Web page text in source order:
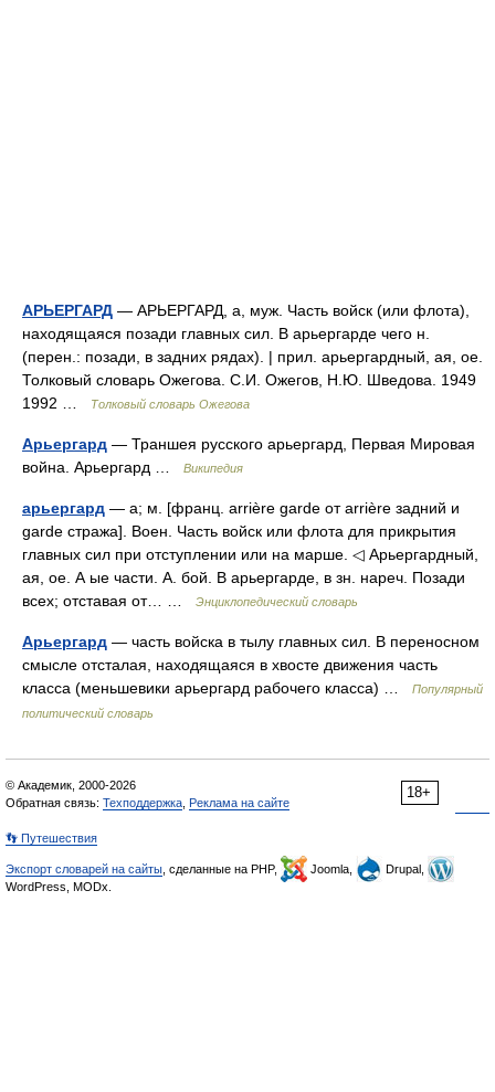
АРЬЕРГАРД — АРЬЕРГАРД, а, муж. Часть войск (или флота),
находящаяся позади главных сил. В арьергарде чего н.
(перен.: позади, в задних рядах). | прил. арьергардный, ая, ое.
Толковый словарь Ожегова. С.И. Ожегов, Н.Ю. Шведова. 1949
1992 …
Толковый словарь Ожегова
Арьергард — Траншея русского арьергард, Первая Мировая
война. Арьергард …
Википедия
арьергард — а; м. [франц. arrière garde от arrière задний и
garde стража]. Воен. Часть войск или флота для прикрытия
главных сил при отступлении или на марше. ◁ Арьергардный,
ая, ое. А ые части. А. бой. В арьергарде, в зн. нареч. Позади
всех; отставая от… …
Энциклопедический словарь
Арьергард — часть войска в тылу главных сил. В переносном
смысле отсталая, находящаяся в хвосте движения часть
класса (меньшевики арьергард рабочего класса) …
Популярный
политический словарь
18+
© Академик, 2000-2026
Обратная связь: Техподдержка Реклама на сайте
👣 Путешествия
Экспорт словарей на сайты , сделанные на PHP, Joomla,
Drupal,
WordPress, MODx.